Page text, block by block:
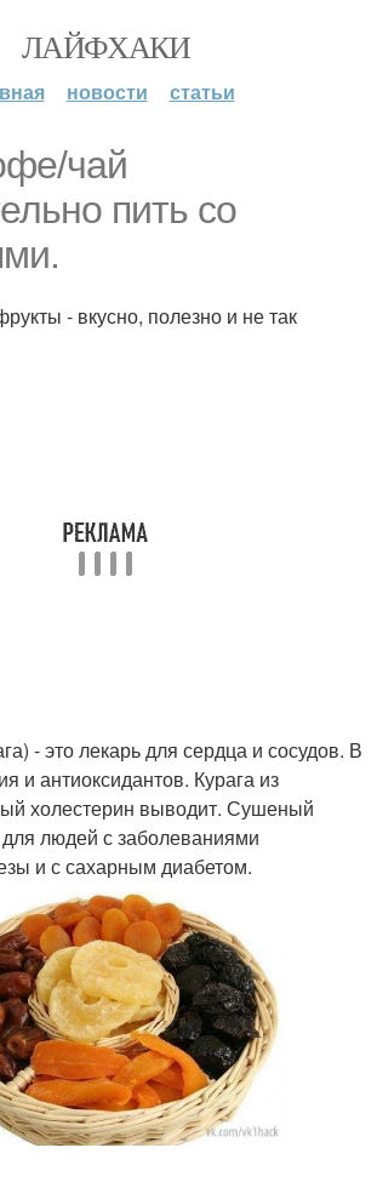
ЛАЙФХАКИ
новости статьи
чай
пить со
- вкусно, полезно и не так
- это лекарь для сердца и сосудов. В
и антиоксидантов. Курага из
холестерин выводит. Сушеный
людей с заболеваниями
и с сахарным диабетом.